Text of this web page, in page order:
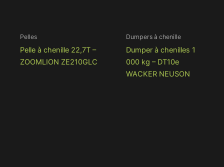
Pelles
Pelle à chenille 22,7T –
ZOOMLION ZE210GLC
Dumpers à chenille
Dumper à chenilles 1
000 kg – DT10e
WACKER NEUSON